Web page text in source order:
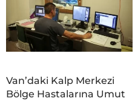
Van’daki Kalp Merkezi
Bölge Hastalarına Umut